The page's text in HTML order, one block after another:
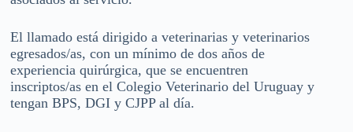
El llamado está dirigido a veterinarias y veterinarios
egresados/as, con un mínimo de dos años de
experiencia quirúrgica, que se encuentren
inscriptos/as en el Colegio Veterinario del Uruguay y
tengan BPS, DGI y CJPP al día.